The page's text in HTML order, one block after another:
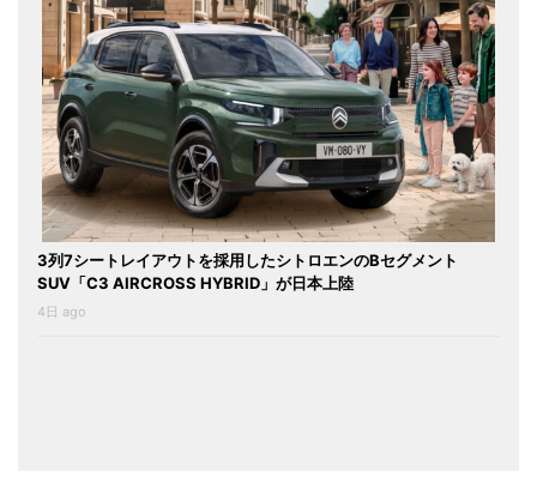
3列7シートレイアウトを採用したシトロエンのBセグメント
SUV「C3 AIRCROSS HYBRID」が日本上陸
4日 ago